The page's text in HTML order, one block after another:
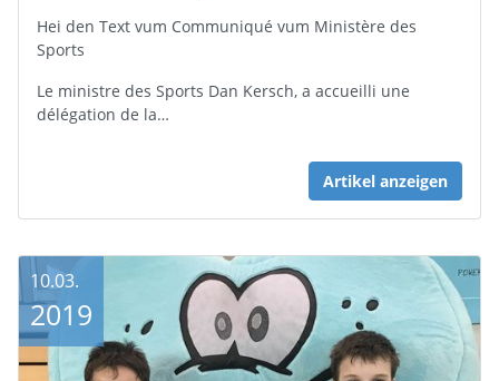
Hei den Text vum Communiqué vum Ministère des
Sports
Le ministre des Sports Dan Kersch, a accueilli une
délégation de la…
Artikel anzeigen
10.03.
2019